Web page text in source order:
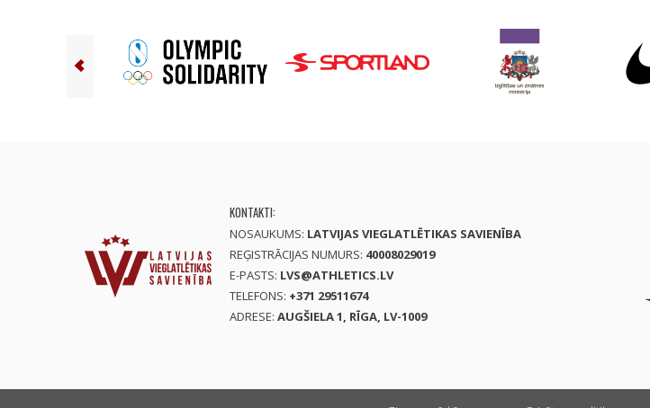
KONTAKTI:
NOSAUKUMS: LATVIJAS VIEGLATLĒTIKAS SAVIENĪBA
REĢISTRĀCIJAS NUMURS: 40008029019
E-PASTS: LVS@ATHLETICS.LV
TELEFONS: +371 29511674
ADRESE: AUGŠIELA 1, RĪGA, LV-1009